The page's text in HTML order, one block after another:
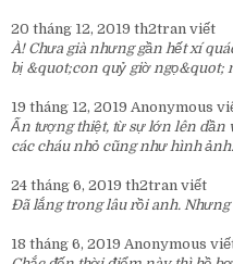
20 tháng 12, 2019 th2tran viết
À! Chưa già nhưng gần hết xí
bị &quot;con quỷ giờ ngọ&quot;
19 tháng 12, 2019 Anonymous
Ấn tượng thiệt, từ sự lớn lên dần
các cháu nhỏ cũng như hình
24 tháng 6, 2019 th2tran viết
Đã lắng trong lâu rồi anh.
18 tháng 6, 2019 Anonymous